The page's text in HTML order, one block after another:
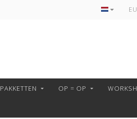
VEILIG
PAKKETTEN OP = OP